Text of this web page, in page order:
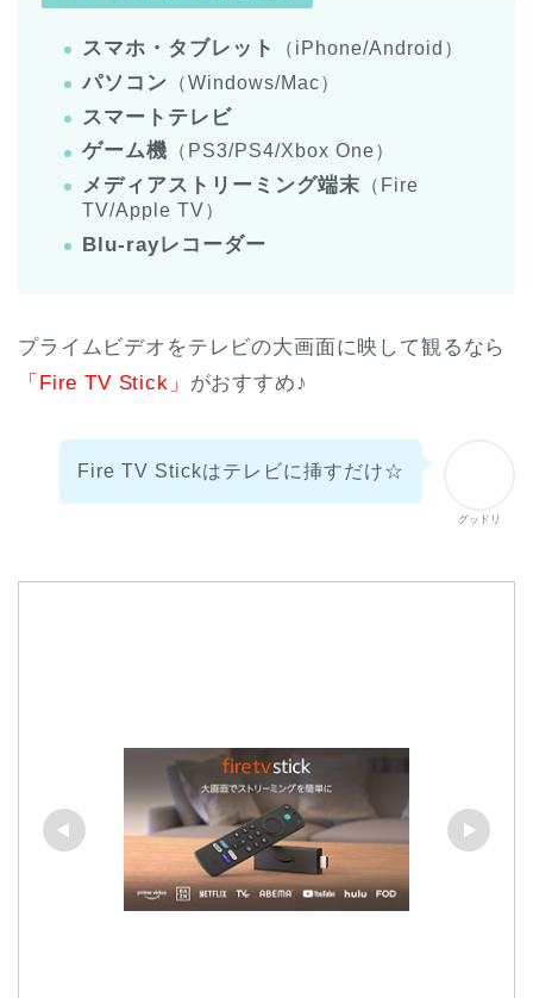
スマホ・タブレット （iPhone/Android）
パソコン （Windows/Mac）
スマートテレビ
ゲーム機 （PS3/PS4/Xbox One）
メディアストリーミング端末 （Fire
TV/Apple TV）
Blu-rayレコーダー
プライムビデオをテレビの大画面に映して観るなら
「Fire TV Stick」 がおすすめ♪
グッドリ
Fire TV Stickはテレビに挿すだけ☆